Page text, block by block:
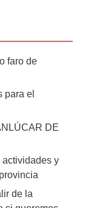
faro de
para el
DE
actividades y
de la